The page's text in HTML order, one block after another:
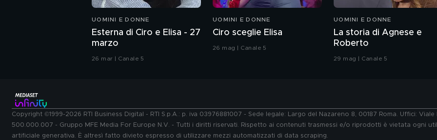
UOMINI E DONNE
Esterna di Ciro e Elisa - 27
marzo
26 mar | Canale 5
UOMINI E DONNE
Ciro sceglie Elisa
26 mag | Canale 5
UOMINI E DONNE
La storia di Agnese e
Roberto
29 mag | Canale 5
Copyright ©1999-2026 RTI Business Digital - RTI S.p.A.: p. iva 03976881007 - Sede legale: Largo del Nazareno 8, 00187 Roma. Uffici:
500.000.007 - Gruppo MFE Media For Europe N.V. - Tutti i diritti riservati. Rispetto ai contenuti trasmessi e/o riprodotti è vietata ogni
artificiale generativa. È altresì fatto divieto espresso di utilizzare mezzi automatizzati di data scraping.